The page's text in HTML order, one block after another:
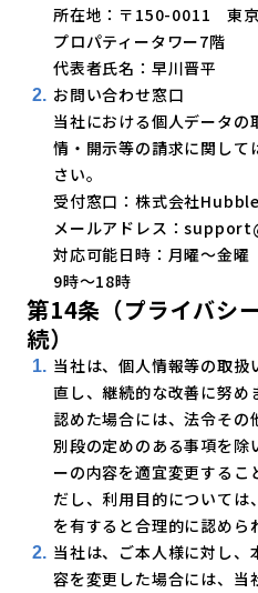
所在地：〒150-0011 東
プロパティータワー7階
代表者氏名：早川晋平
お問い合わせ窓口
当社における個人データの
情・開示等の請求に関して
さい。
受付窓口：株式会社
メールアドレス：
対応可能日時：月曜～金曜
9時～18時
第14条（プライバシ
続）
当社は、個人情報等の取
直し、継続的な改善に努め
認めた場合には、法令その
別段の定めのある事項を除
ーの内容を適宜変更するこ
だし、利用目的については
を有すると合理的に認めら
当社は、ご本人様に対し、
容を変更した場合には、当